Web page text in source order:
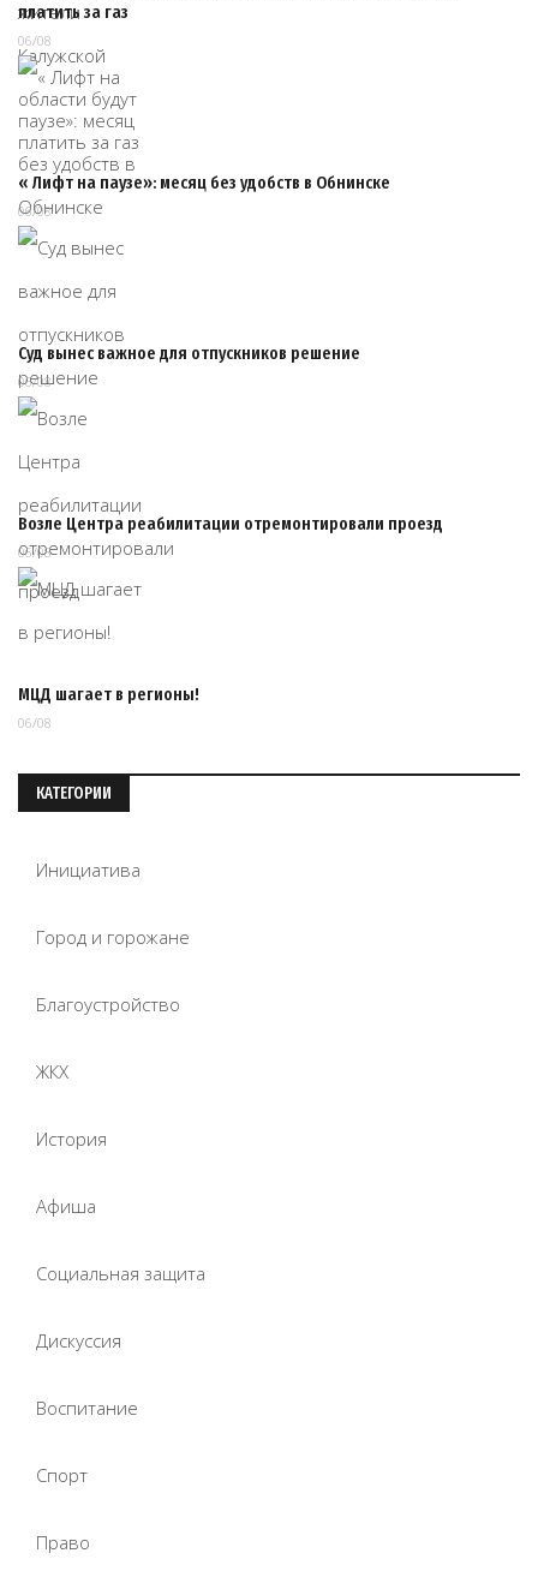
платить за газ
06/08
« Лифт на паузе»: месяц без удобств в Обнинске
06/08
Суд вынес важное для отпускников решение
06/08
Возле Центра реабилитации отремонтировали проезд
06/08
МЦД шагает в регионы!
06/08
КАТЕГОРИИ
Инициатива
Город и горожане
Благоустройство
ЖКХ
История
Афиша
Социальная защита
Дискуссия
Воспитание
Спорт
Право